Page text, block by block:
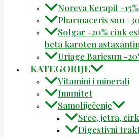
Noreva Kerapil -
Pharmaceris sun -
Solgar -20% cink
beta karoten
Uriage Bariesun -
KATEGORIJE
Vitamini i minerali
Imunitet
Samoliječenje
Srce, jetra,
Digestivni